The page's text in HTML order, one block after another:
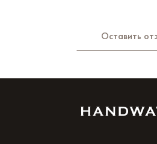
Оставить